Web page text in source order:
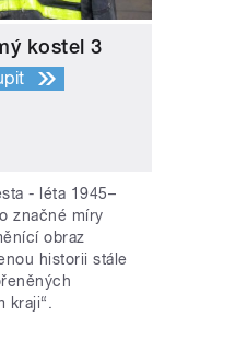
kostel 3
- léta 1945–
značné míry
obraz
historii stále
kraji“.